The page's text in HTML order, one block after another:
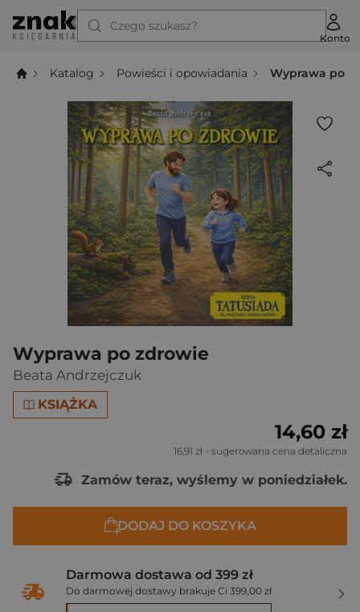
Czego szukasz?
Konto
Katalog Powieści i opowiadania Wyprawa po
Wyprawa po zdrowie
Beata Andrzejczuk
KSIĄŻKA
14,60 zł
16,91 zł - sugerowana cena detaliczna
Zamów teraz, wyślemy w poniedziałek.
DODAJ DO KOSZYKA
Darmowa dostawa od 399 zł
Do darmowej dostawy brakuje Ci 399,00 zł